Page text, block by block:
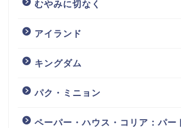
むやみに切なく
アイランド
キングダム
パク・ミニョン
ペーパー・ハウス・コリア：パー